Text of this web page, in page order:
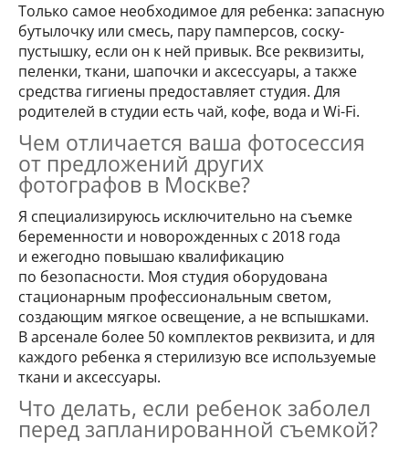
Только самое необходимое для ребенка: запасную
бутылочку или смесь, пару памперсов, соску-
пустышку, если он к ней привык. Все реквизиты,
пеленки, ткани, шапочки и аксессуары, а также
средства гигиены предоставляет студия. Для
родителей в студии есть чай, кофе, вода и Wi-Fi.
Чем отличается ваша фотосессия
от предложений других
фотографов в Москве?
Я специализируюсь исключительно на съемке
беременности и новорожденных с 2018 года
и ежегодно повышаю квалификацию
по безопасности. Моя студия оборудована
стационарным профессиональным светом,
создающим мягкое освещение, а не вспышками.
В арсенале более 50 комплектов реквизита, и для
каждого ребенка я стерилизую все используемые
ткани и аксессуары.
Что делать, если ребенок заболел
перед запланированной съемкой?